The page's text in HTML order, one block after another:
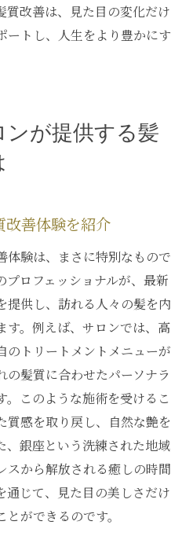
質改善は、見た目の変化だけ
ートし、人生をより豊かにす
ンが提供する髪
改善体験を紹介
体験は、まさに特別なもので
プロフェッショナルが、最新
提供し、訪れる人々の髪を内
す。例えば、サロンでは、高
のトリートメントメニューが
の髪質に合わせたパーソナラ
。このような施術を受けるこ
質感を取り戻し、自然な艶を
、銀座という洗練された地域
スから解放される癒しの時間
通じて、見た目の美しさだけ
ができるのです。